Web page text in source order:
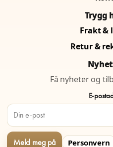
Trygg
Frakt &
Retur &
Få nyheter og
E-
Personvern